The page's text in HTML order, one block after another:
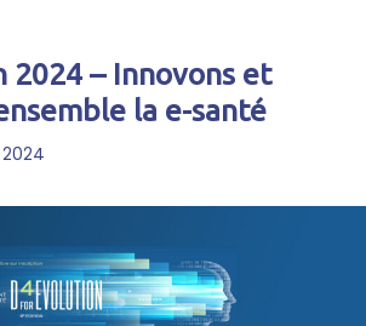
2024 – Innovons et
la e-santé